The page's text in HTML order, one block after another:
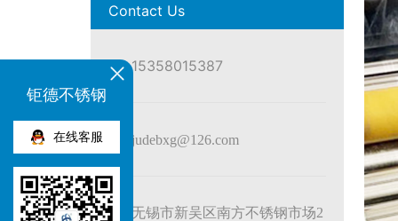
Contact Us
15358015387
judebxg@126.com
无锡市新吴区南方不锈钢市场2
钜德不锈钢
在线客服